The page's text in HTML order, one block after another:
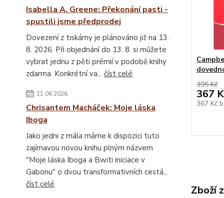
Isabella A. Greene: Překonání pasti -
spustili jsme předprodej
Dovezení z tiskárny je plánováno již na 13.
8. 2026. Při objednání do 13. 8. si můžete
vybrat jednu z pěti prémií v podobě knihy
zdarma. Konkrétní va... číst celé
11.06.2026
Chrisantem Macháček: Moje láska
Iboga
Jako jedni z mála máme k dispozici tuto
zajímavou novou knihu plným názvem
"Moje láska Iboga a Bwiti iniciace v
Gabonu" o dvou transformativních cestá...
číst celé
395 Kč
367
367 Kč
Zboží